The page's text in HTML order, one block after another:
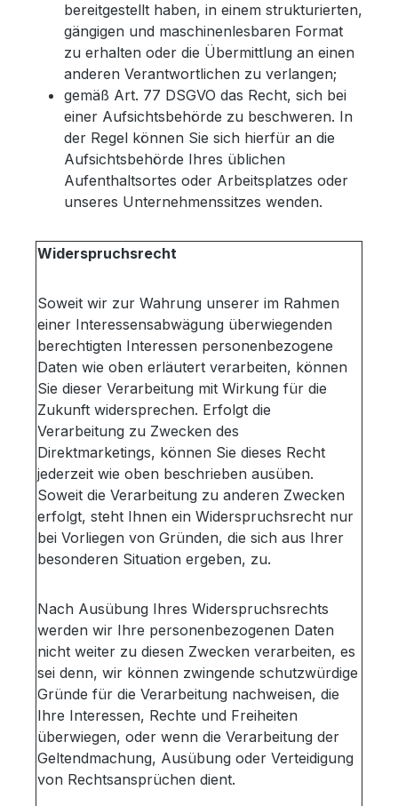
bereitgestellt haben, in einem strukturierten,
gängigen und maschinenlesbaren Format
zu erhalten oder die Übermittlung an einen
anderen Verantwortlichen zu verlangen;
gemäß Art. 77 DSGVO das Recht, sich bei
einer Aufsichtsbehörde zu beschweren. In
der Regel können Sie sich hierfür an die
Aufsichtsbehörde Ihres üblichen
Aufenthaltsortes oder Arbeitsplatzes oder
unseres Unternehmenssitzes wenden.
Widerspruchsrecht
Soweit wir zur Wahrung unserer im Rahmen
einer Interessensabwägung überwiegenden
berechtigten Interessen personenbezogene
Daten wie oben erläutert verarbeiten, können
Sie dieser Verarbeitung mit Wirkung für die
Zukunft widersprechen. Erfolgt die
Verarbeitung zu Zwecken des
Direktmarketings, können Sie dieses Recht
jederzeit wie oben beschrieben ausüben.
Soweit die Verarbeitung zu anderen Zwecken
erfolgt, steht Ihnen ein Widerspruchsrecht nur
bei Vorliegen von Gründen, die sich aus Ihrer
besonderen Situation ergeben, zu.
Nach Ausübung Ihres Widerspruchsrechts
werden wir Ihre personenbezogenen Daten
nicht weiter zu diesen Zwecken verarbeiten, es
sei denn, wir können zwingende schutzwürdige
Gründe für die Verarbeitung nachweisen, die
Ihre Interessen, Rechte und Freiheiten
überwiegen, oder wenn die Verarbeitung der
Geltendmachung, Ausübung oder Verteidigung
von Rechtsansprüchen dient.